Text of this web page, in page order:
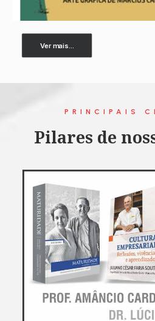
Ver mais...
PRINCIPAIS
Pilares de